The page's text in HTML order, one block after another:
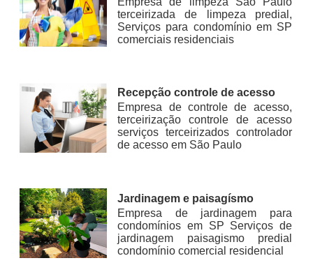
terceirizada de limpeza predial,
Serviços para condomínio em SP
comerciais residenciais
Recepção controle de acesso
Empresa de controle de acesso,
terceirização controle de acesso
serviços terceirizados controlador
de acesso em São Paulo
Jardinagem e paisagísmo
Empresa de jardinagem para
condomínios em SP Serviços de
jardinagem paisagismo predial
condomínio comercial residencial